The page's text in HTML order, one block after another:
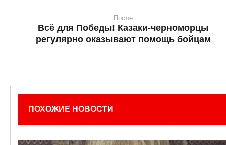
После
Всё для Победы! Казаки-черноморцы
регулярно оказывают помощь бойцам
ПОХОЖИЕ НОВОСТИ